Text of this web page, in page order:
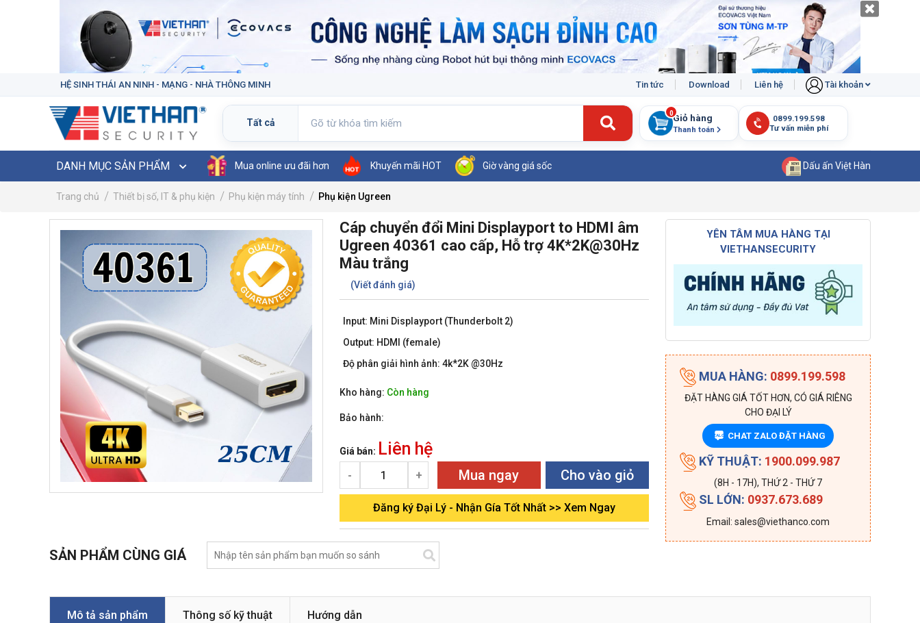
HỆ SINH THÁI AN NINH - MẠNG - NHÀ THÔNG MINH Tin tức Download Liên hệ Tài khoản
Giỏ hàng
Thanh toán
0
DANH MỤC SẢN PHẨM Mua online ưu đãi hơn Khuyến mãi HOT Giờ vàng giá sốc Dấu ấn Việt Hàn
Trang chủ Thiết bị số, IT & phụ kiện Phụ kiện máy tính Phụ kiện Ugreen
Cáp chuyển đổi Mini Displayport to HDMI âm
Ugreen 40361 cao cấp, Hỗ trợ 4K*2K@30Hz
Màu trắng
(Viết đánh giá)
Input: Mini Displayport (Thunderbolt 2)
Output: HDMI (female)
Độ phân giải hình ảnh: 4k*2K @30Hz
Kho hàng: Còn hàng
Bảo hành:
Giá bán: Liên hệ
- + Mua ngay Cho vào giỏ
Đăng ký Đại Lý - Nhận Gía Tốt Nhất >> Xem Ngay
YÊN TÂM MUA HÀNG TẠI
VIETHANSECURITY
MUA HÀNG: 0899.199.598
ĐẶT HÀNG GIÁ TỐT HƠN, CÓ GIÁ RIÊNG
CHO ĐẠI LÝ
ZALO CHAT ZALO ĐẶT HÀNG
KỸ THUẬT: 1900.099.987
(8H - 17H), THỨ 2 - THỨ 7
SL LỚN: 0937.673.689
Email: sales@viethanco.com
SẢN PHẨM CÙNG GIÁ
Mô tả sản phẩm Thông số kỹ thuật Hướng dẫn